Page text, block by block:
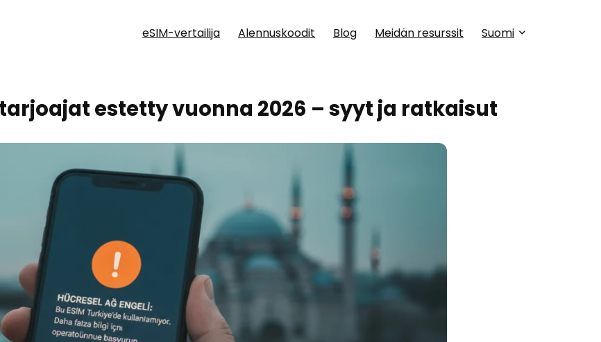
eSIM-vertailija Alennuskoodit Blog Meidän resurssit Suomi
estetty vuonna 2026 – syyt ja ratkaisut